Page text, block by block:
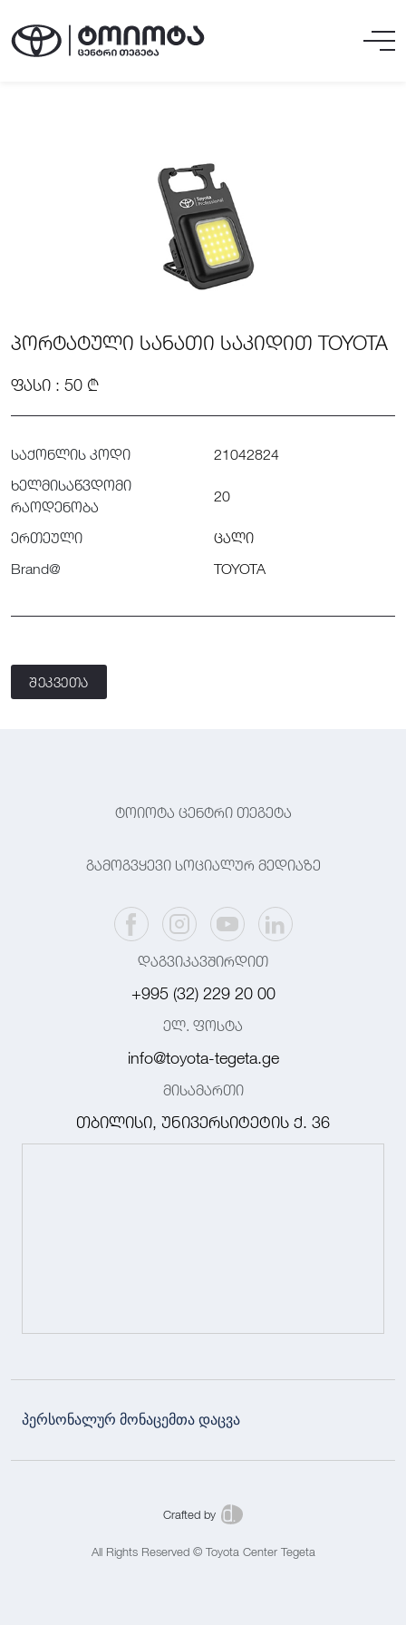
ᲞᲝᲠᲢᲐᲢᲣᲚᲘ ᲡᲐᲜᲐᲗᲘ ᲡᲐᲙᲘᲓᲘᲗ TOYOTA
ᲤᲐᲡᲘ : 50 ₾
საქონლის კოდი
21042824
ხელმისაწვდომი
რაოდენობა
20
ერთეული
ცალი
Brand@
TOYOTA
შეკვეთა
ტოიოტა ცენტრი თეგეტა
გამოგვყევი სოციალურ მედიაზე
დაგვიკავშირდით
+995 (32) 229 20 00
ელ. ფოსტა
info@toyota-tegeta.ge
მისამართი
თბილისი, უნივერსიტეტის ქ. 36
პერსონალურ მონაცემთა დაცვა
All Rights Reserved © Toyota Center Tegeta
Crafted by